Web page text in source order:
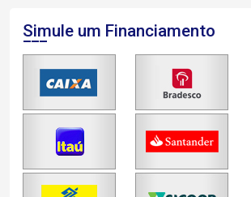
Simule um Financiamento